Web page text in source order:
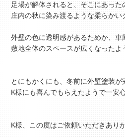
足場が解体されると、そこにあった
庄内の秋に染み渡るような柔らかい
外壁の色に透明感があるためか、車
敷地全体のスペースが広くなったよ
とにもかくにも、冬前に外壁塗装が
K様にも喜んでもらえたようで一安
K様、この度はご依頼いただきあり